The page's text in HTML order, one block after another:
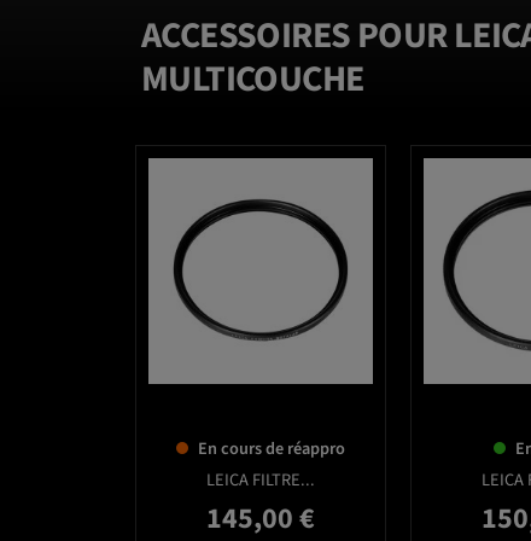
ACCESSOIRES POUR
MULTICOUCHE
En cours de réappro
LEICA FILTRE...
Prix
145,00 €
LEICA
Prix